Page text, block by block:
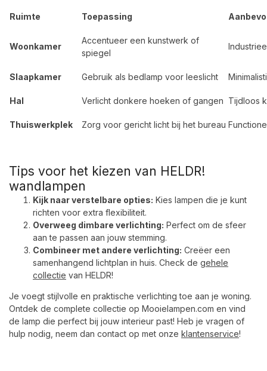
Ruimte Toepassing
Woonkamer
Accentueer een kunstwerk of
spiegel
Slaapkamer Gebruik als bedlamp voor leeslicht
Hal Verlicht donkere hoeken of gangen Tijdloos
Thuiswerkplek Zorg voor gericht licht bij het bureau
Tips voor het kiezen van HELDR!
wandlampen
Kijk naar verstelbare opties: Kies lampen die je kunt
richten voor extra flexibiliteit.
Overweeg dimbare verlichting: Perfect om de sfeer
aan te passen aan jouw stemming.
Combineer met andere verlichting: Creëer een
samenhangend lichtplan in huis. Check de gehele
collectie van HELDR!
Je voegt stijlvolle en praktische verlichting toe aan je woning.
Ontdek de complete collectie op Mooielampen.com en vind
de lamp die perfect bij jouw interieur past! Heb je vragen of
hulp nodig, neem dan contact op met onze klantenservice!